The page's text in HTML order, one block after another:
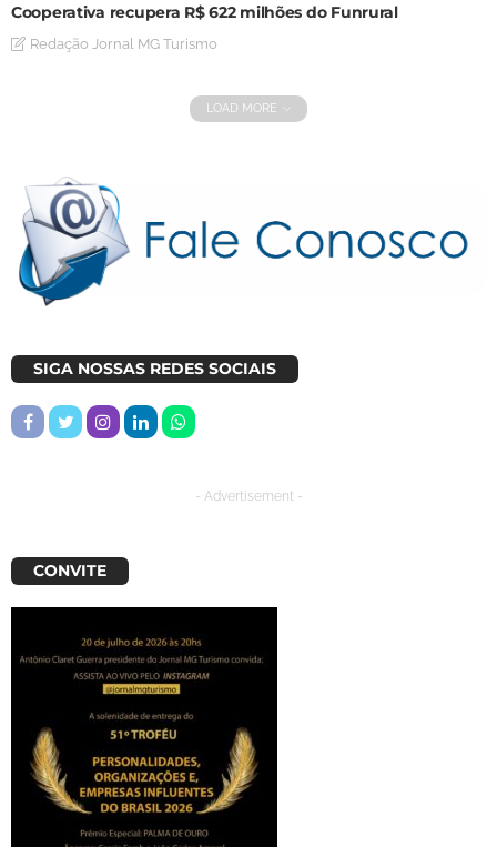
Cooperativa recupera R$ 622 milhões do Funrural
Redação Jornal MG Turismo
LOAD MORE
SIGA NOSSAS REDES SOCIAIS
- Advertisement -
CONVITE